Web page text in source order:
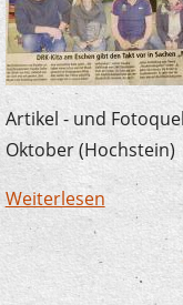
Artikel - und
Oktober (Hochstein)
Weiterlesen über